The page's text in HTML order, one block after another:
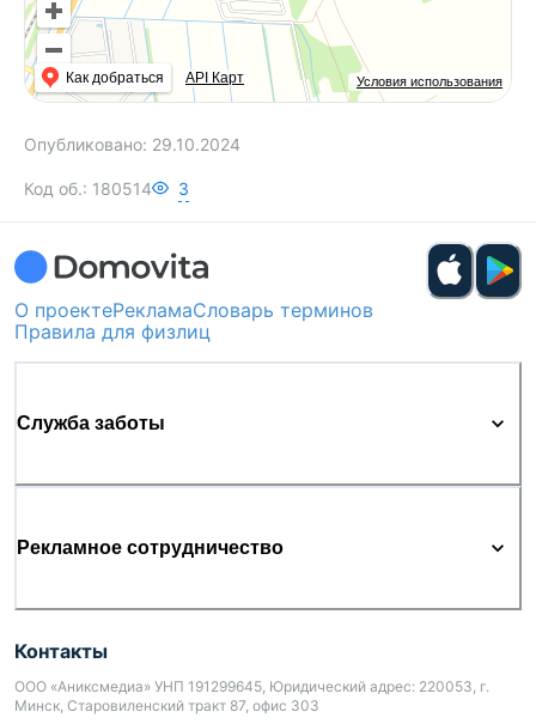
Условия использования
Как добраться API Карт
Опубликовано: 29.10.2024
Код об.: 180514 3
О проектеРекламаСловарь терминов
Правила для физлиц
Служба заботы
Рекламное сотрудничество
Контакты
ООО «Аниксмедиа» УНП 191299645, Юридический адрес: 220053, г.
Минск, Старовиленский тракт 87, офис 303